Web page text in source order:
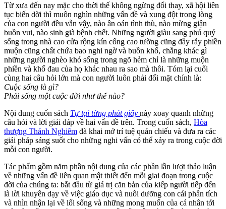
Từ xưa đến nay mặc cho thời thế không ngừng đổi thay, xã hội liên
tục biến dời thì muôn nghìn những vấn đề và xung đột trong lòng
của con người đều vẫn vậy, nào ân oán tình thù, nào mừng giận
buồn vui, nào sinh già bệnh chết. Những người giàu sang phú quý
sống trong nhà cao cửa rộng kín cổng cao tường cũng đầy rẫy phiền
muộn cũng chất chứa bao nghi ngờ và buồn khổ, chẳng khác gì
những người nghèo khó sống trong ngõ hẻm chỉ là những muộn
phiền và khổ đau của họ khác nhau ra sao mà thôi. Tóm lại cuối
cùng hai câu hỏi lớn mà con người luôn phải đối mặt chính là:
Cuộc sống là gì?
Phải sống một cuộc đời như thế nào?
Nội dung cuốn sách Tự tại từng phút giây này xoay quanh những
câu hỏi và lời giải đáp về hai vấn đề trên. Trong cuốn sách, Hòa
thượng Thánh Nghiêm đã khai mở trí tuệ quán chiếu và đưa ra các
giải pháp sáng suốt cho những nghi vấn có thể xảy ra trong cuộc đời
mỗi con người.
Tác phẩm gồm năm phần nội dung của các phần lần lượt thảo luận
về những vấn đề liên quan mật thiết đến mỗi giai đoạn trong cuộc
đời của chúng ta: bắt đầu từ giá trị căn bản của kiếp người tiếp đến
là lời khuyên dạy về việc giáo dục và nuôi dưỡng con cái phân tích
và nhìn nhận lại về lối sống và những mong muốn của cá nhân tới